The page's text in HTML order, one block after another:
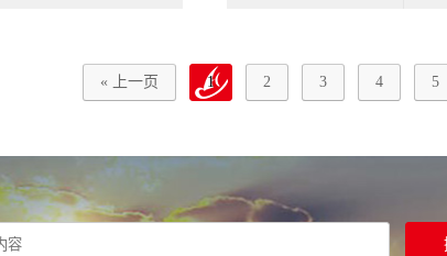
« 上一页 1 2 3 4 5